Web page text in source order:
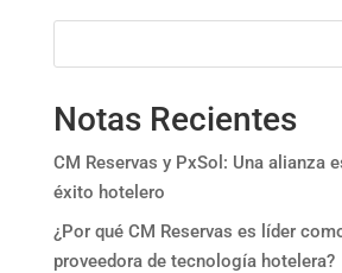
Notas Recientes
CM Reservas y PxSol: Una alianza
éxito hotelero
¿Por qué CM Reservas es líder
proveedora de tecnología hotelera?